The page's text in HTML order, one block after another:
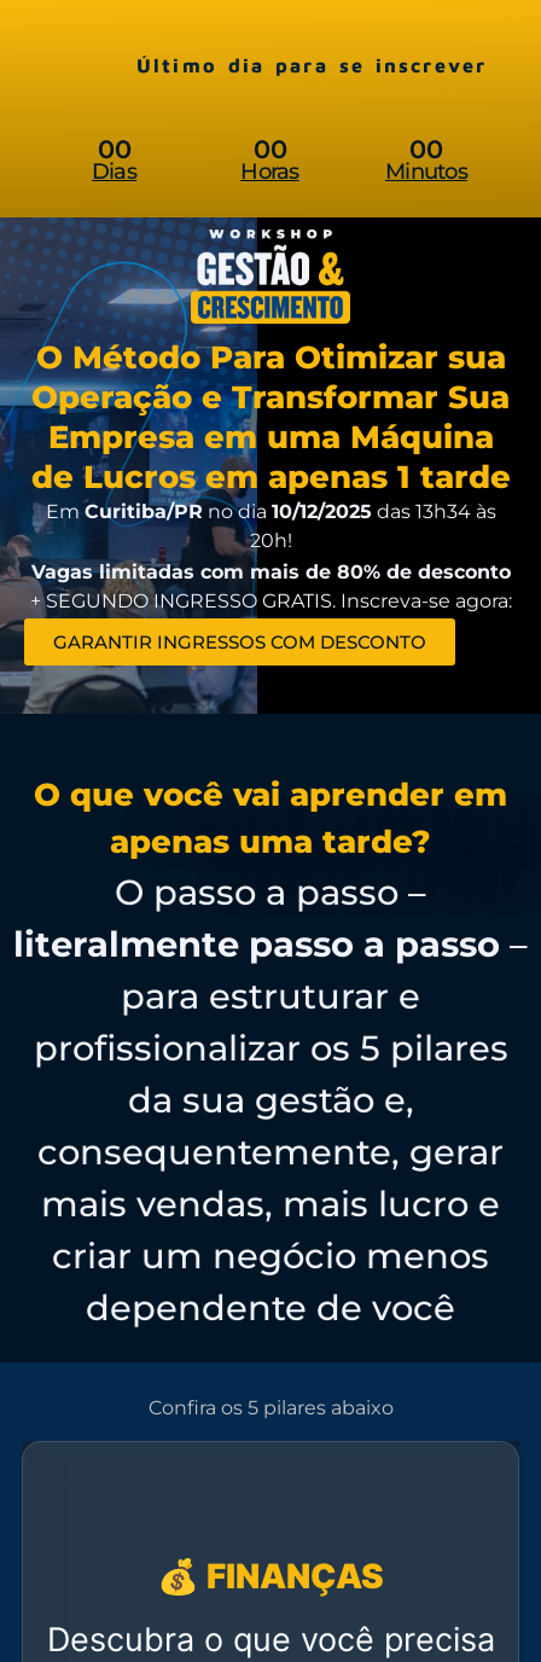
Último dia para se inscrever
00
Dias
00
Horas
00
Minutos
O Método Para Otimizar sua
Operação e Transformar Sua
Empresa em uma Máquina
de Lucros em apenas 1 tarde
Em Curitiba/PR no dia 10/12/2025 das 13h34 às
20h!
Vagas limitadas com mais de 80% de desconto
+ SEGUNDO INGRESSO GRATIS. Inscreva-se agora:
GARANTIR INGRESSOS COM DESCONTO
O que você vai aprender em
apenas uma tarde?
O passo a passo –
literalmente passo a passo –
para estruturar e
profissionalizar os 5 pilares
da sua gestão e,
consequentemente, gerar
mais vendas, mais lucro e
criar um negócio menos
dependente de você
Confira os 5 pilares abaixo
💰 FINANÇAS
Descubra o que você precisa